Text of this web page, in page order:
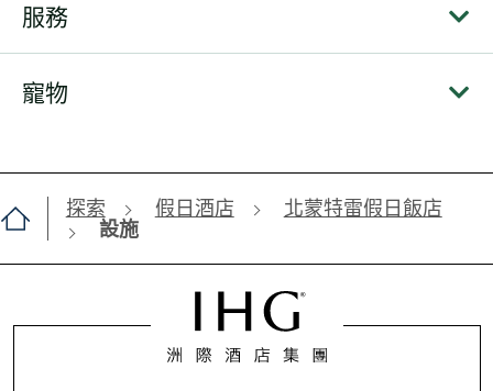
服務
寵物
探索 假日酒店
北蒙特雷假日飯店
設施